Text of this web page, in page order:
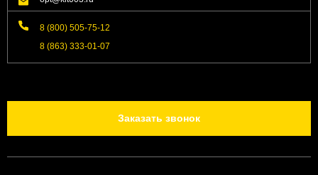
8 (800) 505-75-12
8 (863) 333-01-07
Заказать звонок